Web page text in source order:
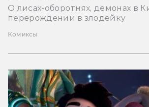
О лисах-оборотнях, демонах в
перерождении в злодейку
Комиксы